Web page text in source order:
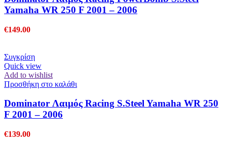
Yamaha WR 250 F 2001 – 2006
€149.00
Συγκρίση
Quick view
Add to wishlist
Προσθήκη στο καλάθι
Dominator Λαιμός Racing S.Steel Yamaha WR 250
F 2001 – 2006
€139.00